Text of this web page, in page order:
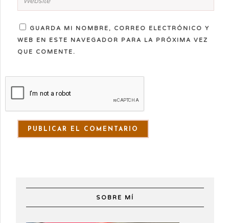
GUARDA MI NOMBRE, CORREO ELECTRÓNICO Y
WEB EN ESTE NAVEGADOR PARA LA PRÓXIMA VEZ
QUE COMENTE.
SOBRE MÍ